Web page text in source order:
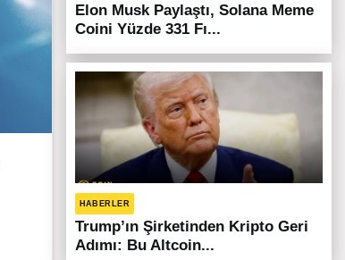
Elon Musk Paylaştı, Solana Meme
Coini Yüzde 331 Fı...
HABERLER
Trump’ın Şirketinden Kripto Geri
Adımı: Bu Altcoin...